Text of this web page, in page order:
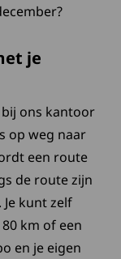
je
ons kantoor
op weg naar
een route
de route zijn
kunt zelf
km of een
en je eigen